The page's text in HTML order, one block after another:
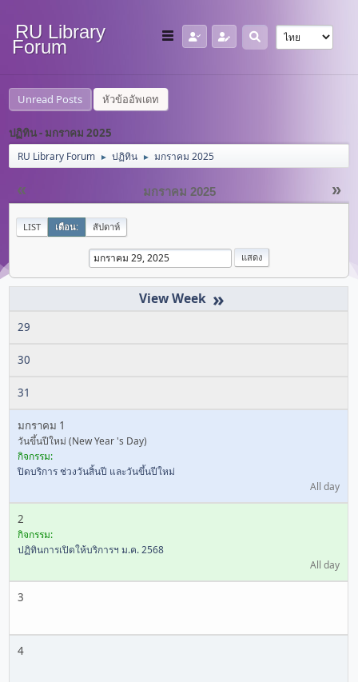
RU Library
Forum
Unread Posts หัวข้ออัพเดท
ปฏิทิน - มกราคม 2025
RU Library Forum ► ปฏิทิน ► มกราคม 2025
« »
มกราคม 2025
LIST เดือน: สัปดาห์
»
29
30
31
มกราคม 1
วันขึ้นปีใหม่ (New Year 's Day)
กิจกรรม:
ปิดบริการ ช่วงวันสิ้นปี และวันขึ้นปีใหม่
All day
2
กิจกรรม:
ปฏิทินการเปิดให้บริการฯ ม.ค. 2568
All day
3
4